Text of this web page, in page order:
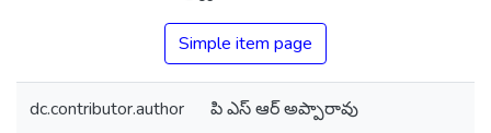
Simple item page
dc.contributor.author పి ఎస్ ఆర్ అప్పారావు